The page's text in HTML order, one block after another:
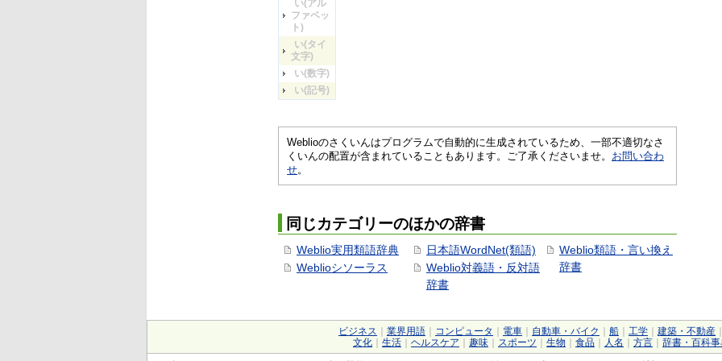
い(アル
ファベッ
ト)
い(タイ
文字)
い(数字)
い(記号)
Weblioのさくいんはプログラムで自動的に生成されているため、一部不適切なさ
くいんの配置が含まれていることもあります。ご了承くださいませ。 お問い合わ
せ。
同じカテゴリーのほかの辞書
Weblio実用類語辞典
Weblioシソーラス
日本語WordNet(類語)
Weblio対義語・反対語
辞書
Weblio類語・言い換え
辞書
ビジネス 業界用語 コンピュータ 電車 自動車・バイク 船 工学 建築・不動産
文化
生活 ヘルスケア 趣味 スポーツ 生物 食品 人名 方言 辞書・百科事